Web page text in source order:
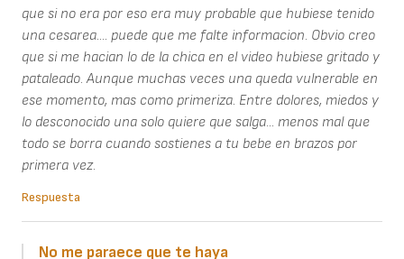
que si no era por eso era muy probable que hubiese tenido
una cesarea.... puede que me falte informacion. Obvio creo
que si me hacian lo de la chica en el video hubiese gritado y
pataleado. Aunque muchas veces una queda vulnerable en
ese momento, mas como primeriza. Entre dolores, miedos y
lo desconocido una solo quiere que salga... menos mal que
todo se borra cuando sostienes a tu bebe en brazos por
primera vez.
Respuesta
No me paraece que te haya